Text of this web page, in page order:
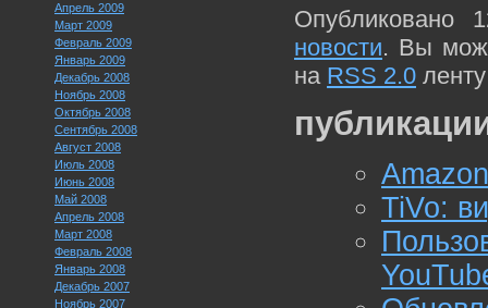
Апрель 2009
Март 2009
Февраль 2009
Январь 2009
Декабрь 2008
Ноябрь 2008
Октябрь 2008
Сентябрь 2008
Август 2008
Июль 2008
Июнь 2008
Май 2008
Апрель 2008
Март 2008
Февраль 2008
Январь 2008
Декабрь 2007
Ноябрь 2007
Опубликовано
новости. Вы
на RSS 2.0
TiVo: